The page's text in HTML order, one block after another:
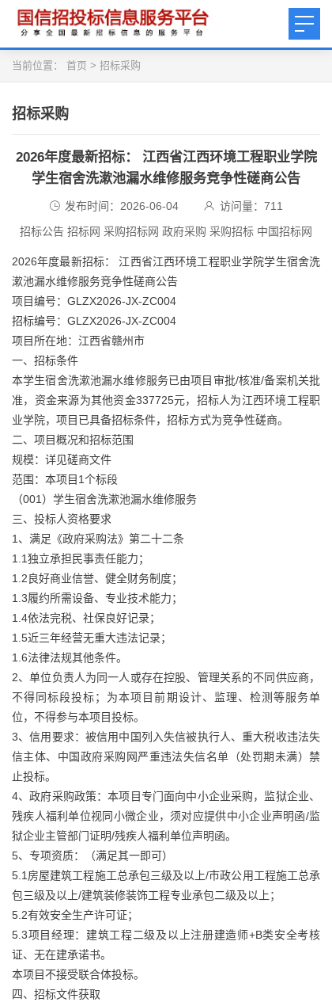
当前位置： 首页 > 招标采购
招标采购
2026年度最新招标： 江西省江西环境工程职业学院
学生宿舍洗漱池漏水维修服务竞争性磋商公告
发布时间：2026-06-04 访问量： 711
招标公告 招标网 采购招标网 政府采购 采购招标 中国招标网
2026年度最新招标： 江西省江西环境工程职业学院学生宿舍洗
漱池漏水维修服务竞争性磋商公告
项目编号：GLZX2026-JX-ZC004
招标编号：GLZX2026-JX-ZC004
项目所在地：江西省赣州市
一、招标条件
本学生宿舍洗漱池漏水维修服务已由项目审批/核准/备案机关批
准，资金来源为其他资金337725元，招标人为江西环境工程职
业学院，项目已具备招标条件，招标方式为竞争性磋商。
二、项目概况和招标范围
规模：详见磋商文件
范围：本项目1个标段
（001）学生宿舍洗漱池漏水维修服务
三、投标人资格要求
1、满足《政府采购法》第二十二条
1.1独立承担民事责任能力；
1.2良好商业信誉、健全财务制度；
1.3履约所需设备、专业技术能力；
1.4依法完税、社保良好记录；
1.5近三年经营无重大违法记录；
1.6法律法规其他条件。
2、单位负责人为同一人或存在控股、管理关系的不同供应商，
不得同标段投标；为本项目前期设计、监理、检测等服务单
位，不得参与本项目投标。
3、信用要求：被信用中国列入失信被执行人、重大税收违法失
信主体、中国政府采购网严重违法失信名单（处罚期未满）禁
止投标。
4、政府采购政策：本项目专门面向中小企业采购，监狱企业、
残疾人福利单位视同小微企业，须对应提供中小企业声明函/监
狱企业主管部门证明/残疾人福利单位声明函。
5、专项资质：（满足其一即可）
5.1房屋建筑工程施工总承包三级及以上/市政公用工程施工总承
包三级及以上/建筑装修装饰工程专业承包二级及以上；
5.2有效安全生产许可证；
5.3项目经理：建筑工程二级及以上注册建造师+B类安全考核
证、无在建承诺书。
本项目不接受联合体投标。
四、招标文件获取